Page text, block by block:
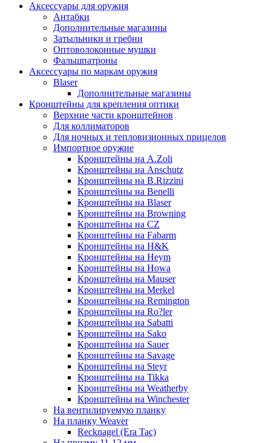
Аксессуары для оружия
Антабки
Дополнительные магазины
Затыльники и гребни
Оптоволоконные мушки
Фальшпатроны
Аксессуары по маркам оружия
Blaser
Дополнительные магазины
Кронштейны для крепления оптики
Верхние части кронштейнов
Для коллиматоров
Для ночных и тепловизионных прицелов
Импортное оружие
Кронштейны на A.Zoli
Кронштейны на Anschutz
Кронштейны на B.Rizzini
Кронштейны на Benelli
Кронштейны на Blaser
Кронштейны на Browning
Кронштейны на CZ
Кронштейны на Fabarm
Кронштейны на H&K
Кронштейны на Heym
Кронштейны на Howa
Кронштейны на Mauser
Кронштейны на Merkel
Кронштейны на Remington
Кронштейны на Ro?ler
Кронштейны на Sabatti
Кронштейны на Sako
Кронштейны на Sauer
Кронштейны на Savage
Кронштейны на Steyr
Кронштейны на Tikka
Кронштейны на Weatherby
Кронштейны на Winchester
На вентилируемую планку
На планку Weaver
Recknagel (Era Tac)